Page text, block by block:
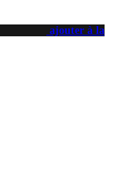
ajouter à la